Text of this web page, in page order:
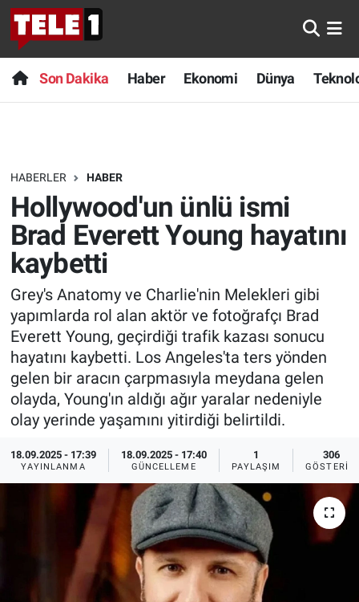
Son Dakika Haber Ekonomi Dünya
HABERLER HABER
Hollywood'un ünlü ismi
Brad Everett Young hayatını
kaybetti
Grey's Anatomy ve Charlie'nin Melekleri gibi
yapımlarda rol alan aktör ve fotoğrafçı Brad
Everett Young, geçirdiği trafik kazası sonucu
hayatını kaybetti. Los Angeles'ta ters yönden
gelen bir aracın çarpmasıyla meydana gelen
olayda, Young'ın aldığı ağır yaralar nedeniyle
olay yerinde yaşamını yitirdiği belirtildi.
18.09.2025 - 17:39
YAYINLANMA
18.09.2025 - 17:40
GÜNCELLEME
1
PAYLAŞIM
306
GÖSTERIM
Anında Manşet
Başka Sohbetler
Bilim turu
Bilim ve Teknoloji Evreni
Doğa Konuşuyor
Dünya
Ege Saati
Ege'den Esintiler
Eğitim
Eğlence
Ekonomi
Forum
Gerçeğin İzinde
Son Dakika
Haber
Dünya
Teknoloji
Sağlık
Spor
Yayın Akışı
İletişim
Nöbetçi Eczaneler
Hava Durumu
Trafik Durumu
Süper Lig Puan Durumu ve Fikstür
Tüm Manşetler
Son Dakika Haberleri
Haber Arşivi